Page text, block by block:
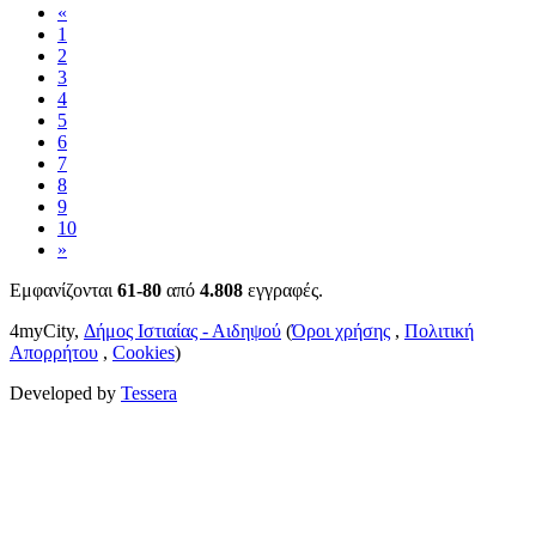
«
1
2
3
4
5
6
7
8
9
10
»
Εμφανίζονται 61-80 από 4.808 εγγραφές.
4myCity, Δήμος Ιστιαίας - Αιδηψού (Όροι χρήσης , Πολιτική
Απορρήτου , Cookies)
Developed by Tessera